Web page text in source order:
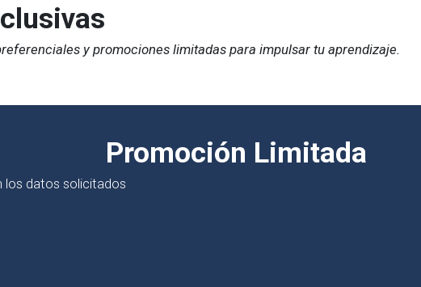
y promociones limitadas para impulsar tu aprendizaje.
Promoción Limitada
los datos solicitados